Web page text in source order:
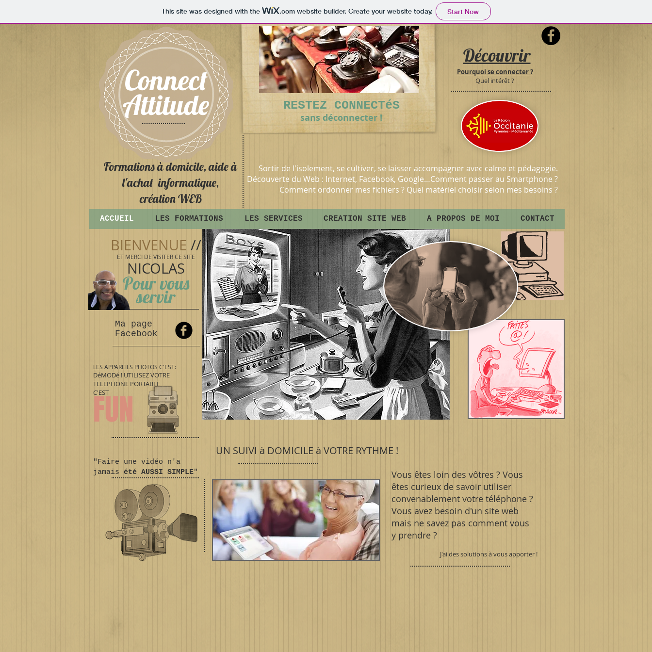
This site was designed with the .comwebsite builder. Create your website today. Start Now
RESTEZ CONNECTéS
sans déconnecter !
ACCUEIL LES FORMATIONS LES SERVICES CREATION SITE WEB A PROPOS DE MOI CONTACT
Connect
Attitude
Découvrir
Pourquoi se connecter ?
Quel intérêt ?
Formations à domicile, aide à
l'achat informatique,
création WEB
Sortir de l'isolement, se cultiver, se laisser accompagner avec calme et pédagogie.
Découverte du Web : Internet, Facebook, Google…Comment passer au Smartphone ?
Comment ordonner mes fichiers ? Quel matériel choisir selon mes besoins ?
BIENVENUE //
ET MERCI DE VISITER CE SITE
NICOLAS
Pour vous
servir
Ma page
Facebook
LES APPAREILS PHOTOS C'EST:
DéMODé ! UTILISEZ VOTRE
TELEPHONE PORTABLE
C'EST
FUN
"Faire une vidéo n'a
jamais été AUSSI SIMPLE"
UN SUIVI à DOMICILE à VOTRE RYTHME !
Vous êtes loin des vôtres ? Vous
êtes curieux de savoir utiliser
convenablement votre téléphone ?
Vous avez besoin d'un site web
mais ne savez pas comment vous
y prendre ?
J'ai des solutions à vous apporter !